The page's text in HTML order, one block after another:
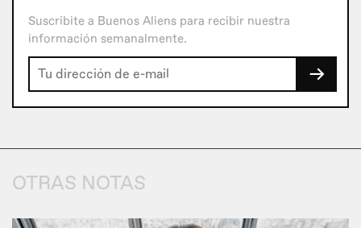
Suscribite a Buenos Aliens para recibir nuestra
información semanalmente.
→
OTRAS NOTAS